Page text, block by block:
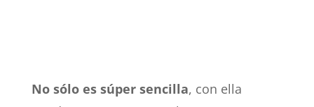
No sólo es súper sencilla, con ella